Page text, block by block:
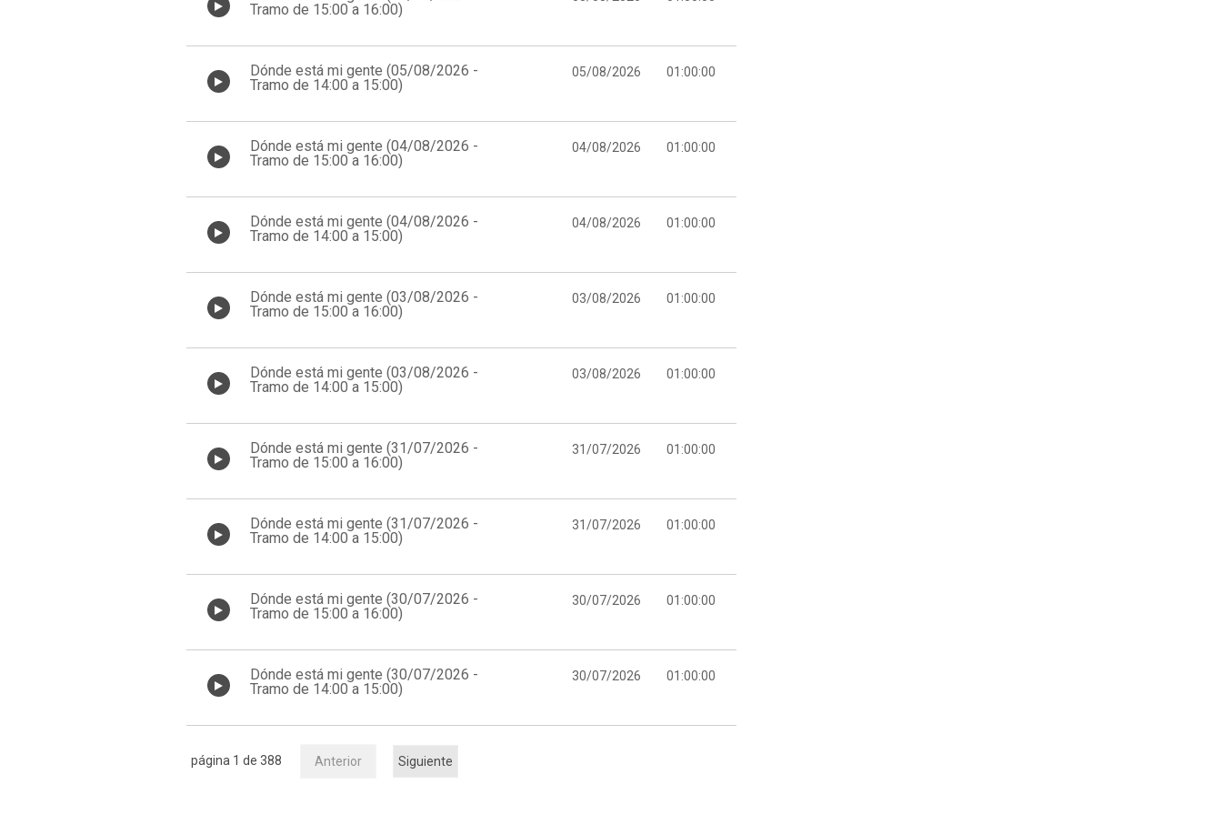
Tramo de 15:00 a 16:00)
Dónde está mi gente (05/08/2026 -
Tramo de 14:00 a 15:00)
05/08/2026 01:00:00
Dónde está mi gente (04/08/2026 -
Tramo de 15:00 a 16:00)
04/08/2026 01:00:00
Dónde está mi gente (04/08/2026 -
Tramo de 14:00 a 15:00)
04/08/2026 01:00:00
Dónde está mi gente (03/08/2026 -
Tramo de 15:00 a 16:00)
03/08/2026 01:00:00
Dónde está mi gente (03/08/2026 -
Tramo de 14:00 a 15:00)
03/08/2026 01:00:00
Dónde está mi gente (31/07/2026 -
Tramo de 15:00 a 16:00)
31/07/2026 01:00:00
Dónde está mi gente (31/07/2026 -
Tramo de 14:00 a 15:00)
31/07/2026 01:00:00
Dónde está mi gente (30/07/2026 -
Tramo de 15:00 a 16:00)
30/07/2026 01:00:00
Dónde está mi gente (30/07/2026 -
Tramo de 14:00 a 15:00)
30/07/2026 01:00:00
Anterior Siguiente
página 1 de 388